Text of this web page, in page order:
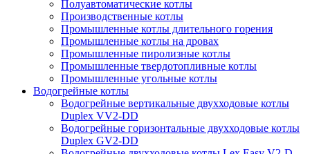
Полуавтоматические котлы
Производственные котлы
Промышленные котлы длительного горения
Промышленные котлы на дровах
Промышленные пиролизные котлы
Промышленные твердотопливные котлы
Промышленные угольные котлы
Водогрейные котлы
Водогрейные вертикальные двухходовые котлы
Duplex VV2-DD
Водогрейные горизонтальные двухходовые котлы
Duplex GV2-DD